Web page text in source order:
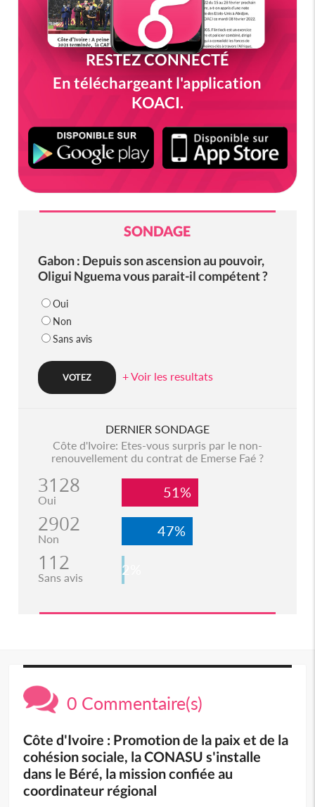
RESTEZ CONNECTÉ
En téléchargeant l'application
KOACI.
SONDAGE
Gabon : Depuis son ascension au pouvoir,
Oligui Nguema vous parait-il compétent ?
Oui
Non
Sans avis
+ Voir les resultats
DERNIER SONDAGE
Côte d'Ivoire: Etes-vous surpris par le non-
renouvellement du contrat de Emerse Faé ?
3128
Oui 51%
2902
Non 47%
112
Sans avis 2%
0 Commentaire(s)
Côte d'Ivoire : Promotion de la paix et de la
cohésion sociale, la CONASU s'installe
dans le Béré, la mission confiée au
coordinateur régional